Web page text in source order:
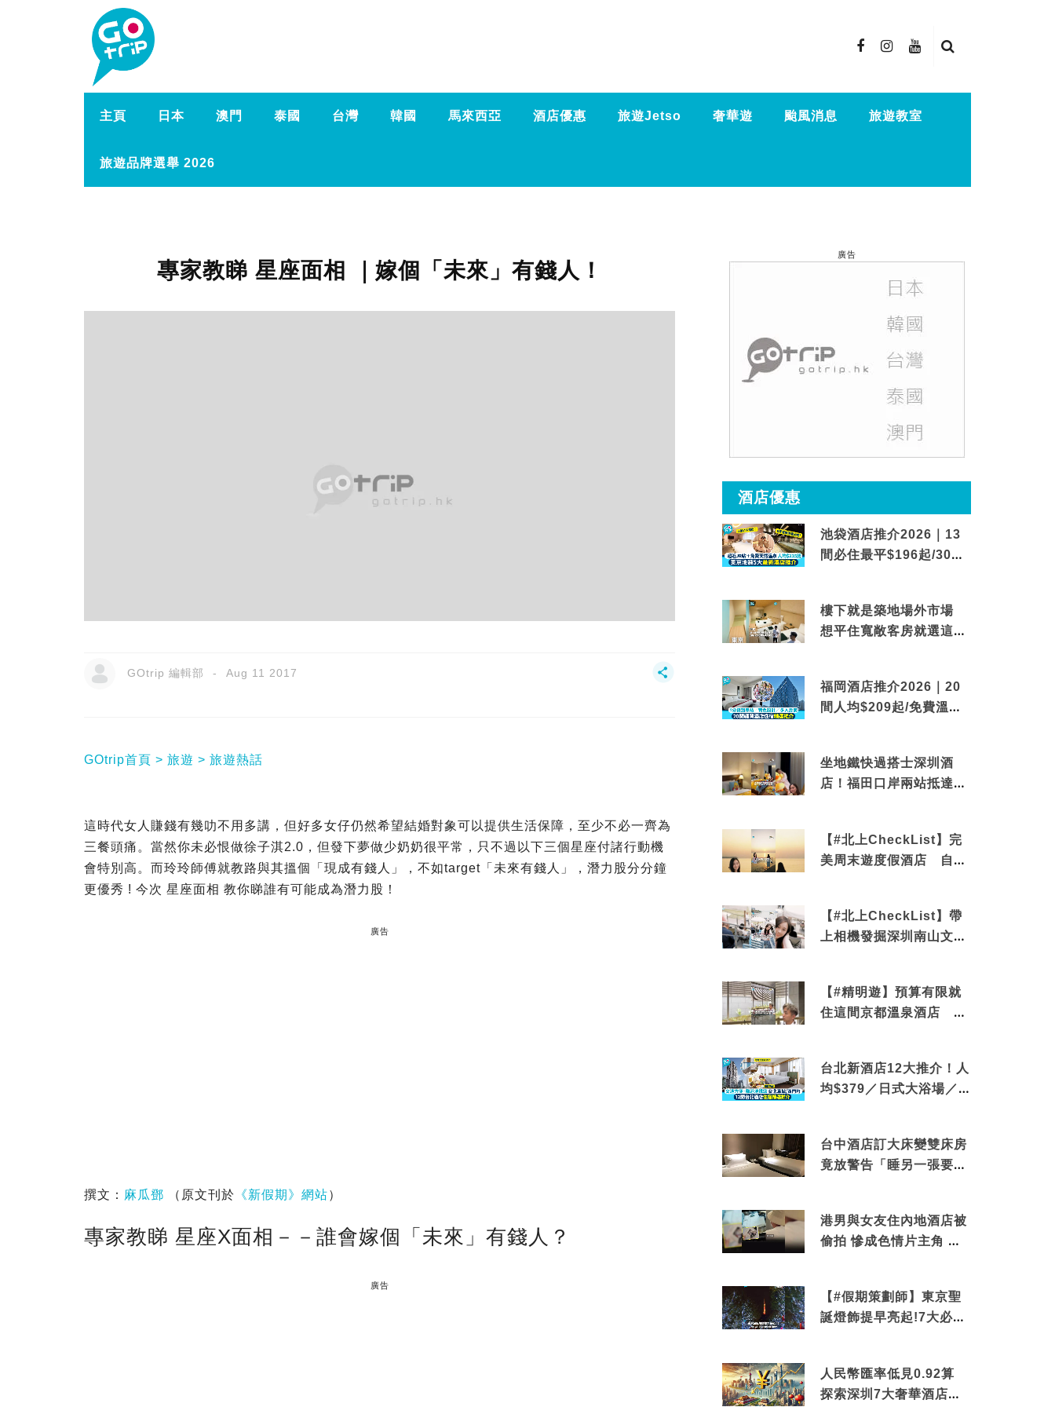
主頁 日本 澳門 泰國 台灣 韓國 馬來西亞 酒店優惠 旅遊Jetso 奢華遊 颱風消息 旅遊教室
旅遊品牌選舉 2026
專家教睇 星座面相 ｜嫁個「未來」有錢人！
GOtrip 編輯部 Aug 11 2017
GOtrip首頁 旅遊 旅遊熱話
這時代女人賺錢有幾叻不用多講，但好多女仔仍然希望結婚對象可以提供生活保障，至少不必一齊為
三餐頭痛。當然你未必恨做徐子淇2.0，但發下夢做少奶奶很平常，只不過以下三個星座付諸行動機
會特別高。而玲玲師傅就教路與其搵個「現成有錢人」，不如target「未來有錢人」，潛力股分分鐘
更優秀 ! 今次 星座面相 教你睇誰有可能成為潛力股！
廣告
撰文： 麻瓜鄧 （原文刊於 《新假期》網站）
專家教睇 星座X面相－－誰會嫁個「未來」有錢人？
廣告
廣告
酒店優惠
池袋酒店推介2026｜13
間必住最平$196起/30秒
樓下就是築地場外市場
想平住寬敞客房就選這間
福岡酒店推介2026｜20
間人均$209起/免費溫泉/
坐地鐵快過搭士深圳酒
店！福田口岸兩站抵達
【#北上CheckList】完
美周末遊度假酒店 自帶
【#北上CheckList】帶
上相機發掘深圳南山文藝
【#精明遊】預算有限就
住這間京都溫泉酒店 車
台北新酒店12大推介！人
均$379／日式大浴場／1
台中酒店訂大床變雙床房
竟放警告「睡另一張要加
港男與女友住內地酒店被
偷拍 慘成色情片主角 鏡
【#假期策劃師】東京聖
誕燈飾提早亮起!7大必去
人民幣匯率低見0.92算
探索深圳7大奢華酒店體